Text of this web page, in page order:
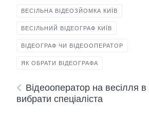
ВЕСІЛЬНА ВІДЕОЗЙОМКА КИЇВ
ВЕСІЛЬНИЙ ВІДЕОГРАФ КИЇВ
ВІДЕОГРАФ ЧИ ВІДЕООПЕРАТОР
ЯК ОБРАТИ ВІДЕОГРАФА
Відеооператор на весілля
вибрати спеціаліста